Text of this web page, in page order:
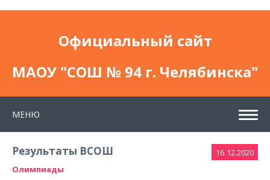
Официальный сайт
МАОУ "СОШ № 94 г. Челябинска"
МЕНЮ
16 12.2020
Результаты ВСОШ
Олимпиады